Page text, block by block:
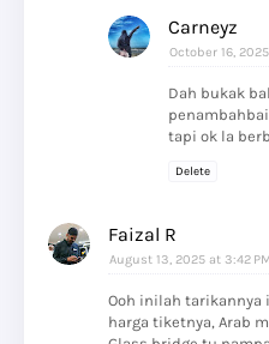
Carneyz
October 16,
Dah bukak
tapi ok la
Delete
Faizal R
August 13, 2025 at 3:42 PM
Ooh inilah tarikannya
harga tiketnya, Arab